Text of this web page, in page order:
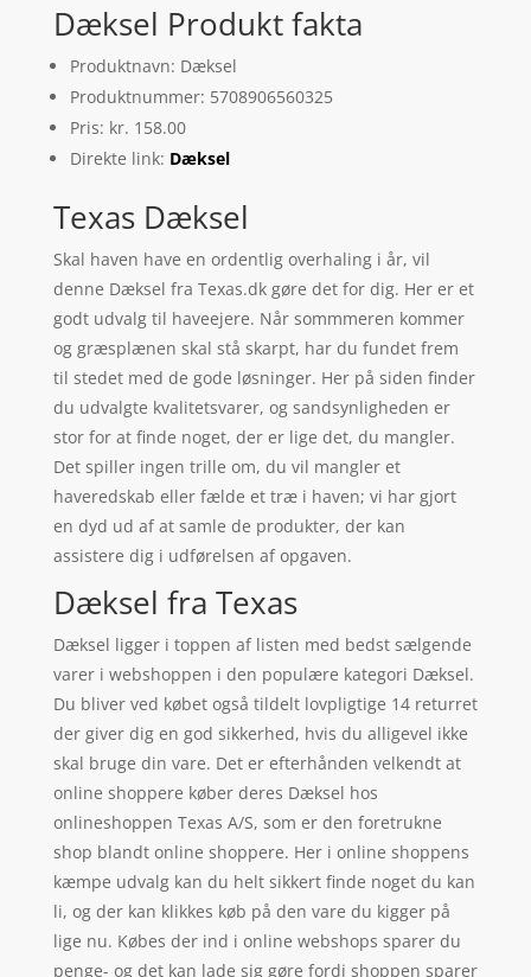
Dæksel Produkt fakta
Produktnavn: Dæksel
Produktnummer: 5708906560325
Pris: kr. 158.00
Direkte link: Dæksel
Texas Dæksel
Skal haven have en ordentlig overhaling i år, vil
denne Dæksel fra Texas.dk gøre det for dig. Her er et
godt udvalg til haveejere. Når sommmeren kommer
og græsplænen skal stå skarpt, har du fundet frem
til stedet med de gode løsninger. Her på siden finder
du udvalgte kvalitetsvarer, og sandsynligheden er
stor for at finde noget, der er lige det, du mangler.
Det spiller ingen trille om, du vil mangler et
haveredskab eller fælde et træ i haven; vi har gjort
en dyd ud af at samle de produkter, der kan
assistere dig i udførelsen af opgaven.
Dæksel fra Texas
Dæksel ligger i toppen af listen med bedst sælgende
varer i webshoppen i den populære kategori Dæksel.
Du bliver ved købet også tildelt lovpligtige 14 returret
der giver dig en god sikkerhed, hvis du alligevel ikke
skal bruge din vare. Det er efterhånden velkendt at
online shoppere køber deres Dæksel hos
onlineshoppen Texas A/S, som er den foretrukne
shop blandt online shoppere. Her i online shoppens
kæmpe udvalg kan du helt sikkert finde noget du kan
li, og der kan klikkes køb på den vare du kigger på
lige nu. Købes der ind i online webshops sparer du
penge- og det kan lade sig gøre fordi shoppen sparer